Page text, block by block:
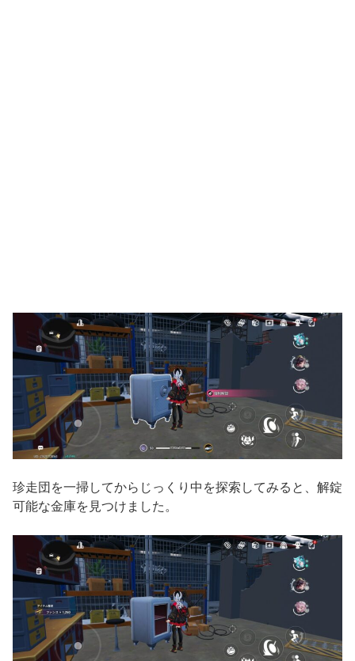
珍走団を一掃してからじっくり中を探索してみると、解錠
可能な金庫を見つけました。